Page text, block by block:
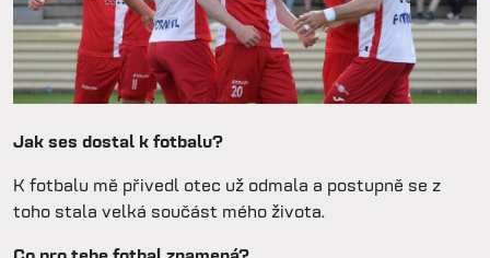
Jak ses dostal k fotbalu?
K fotbalu mě přivedl otec už odmala a postupně se z
toho stala velká součást mého života.